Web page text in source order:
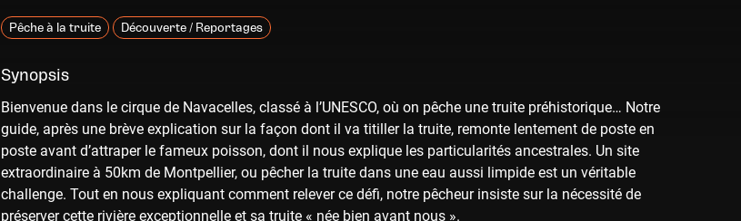
Pêche à la truite Découverte / Reportages
Synopsis
Bienvenue dans le cirque de Navacelles, classé à l’UNESCO, où on pêche une truite préhistorique… Notre
guide, après une brève explication sur la façon dont il va titiller la truite, remonte lentement de poste en
poste avant d’attraper le fameux poisson, dont il nous explique les particularités ancestrales. Un site
extraordinaire à 50km de Montpellier, ou pêcher la truite dans une eau aussi limpide est un véritable
challenge. Tout en nous expliquant comment relever ce défi, notre pêcheur insiste sur la nécessité de
préserver cette rivière exceptionnelle et sa truite « née bien avant nous ».